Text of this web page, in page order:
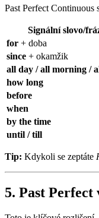
Past Perfect
Signální slovo/
for + doba
since + okamžik
all day / all morning /
how long
before
when
by the time
until / till
Tip: Kdykoli se zeptáte
5. Past Perfect